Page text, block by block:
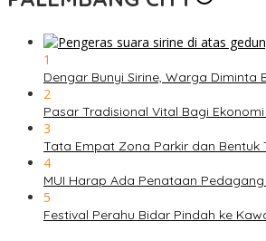
1
Dengar Bunyi Sirine, Warga Diminta
2
Pasar Tradisional Vital Bagi
3
Tata Empat Zona Parkir dan Bentuk
4
MUI Harap Ada Penataan
5
Festival Perahu Bidar Pindah ke